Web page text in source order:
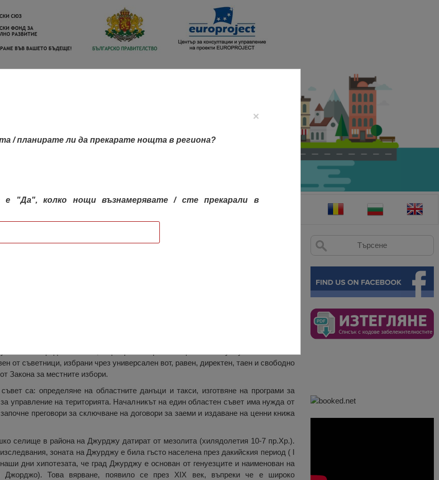
Джурджу
на местната публична администрация в Румъния, съставен на областно ниво,
и градски съвети, с цел реализиране обществените услуги от областен
от съветници, избрани чрез универсален вот, равен, директен, таен и свободно
Закона за местните избори.
са: определяне на областните данъци и такси, изготвяне на програми за
управление на територията. Началникът на един областен съвет има нужда от
преговори за сключване на договори за заеми и издаване на ценни книжа
селище в района на Джурджу датират от мезолита (хилядолетия 10-7 пр.Хр.).
зоната на Джурджу е била гъсто населена през дакийския период ( I
дни хипотезата, че град Джурджу е основан от генуезците и наименован на
Джорджо). Това вярване, появило се през XIX век, въпреки че е широко
×
/ планирате ли да прекарате нощта в региона?
е "Да", колко нощи възнамерявате / сте прекарали в